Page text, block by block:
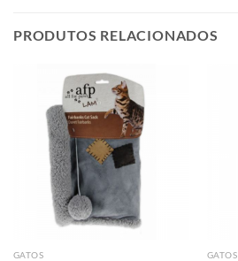
PRODUTOS RELACIONADOS
GATOS GATOS